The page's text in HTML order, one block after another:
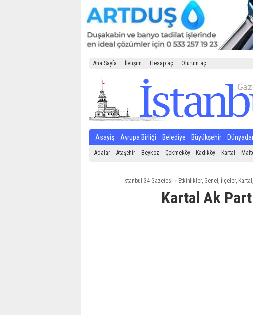
Ana Sayfa İletişim Hesap aç Oturum aç
Asayiş Avrupa Birliği Belediye Büyükşehir
Adalar Ataşehir Beykoz Çekmeköy Kadıköy Kartal
İstanbul 34 Gazetesi » Etkinlikler, Genel , İlçeler, Kartal ,
Kartal Ak